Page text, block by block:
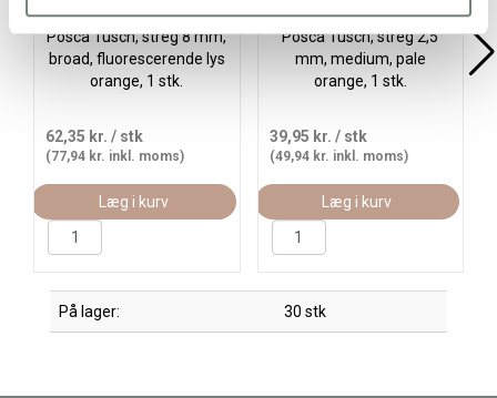
Posca Tusch, streg 8 mm,
broad, fluorescerende lys
orange, 1 stk.
62,35 kr. / stk
(77,94 kr. inkl. moms)
Læg i kurv
Posca Tusch, streg 2,5
mm, medium, pale
orange, 1 stk.
39,95 kr. / stk
(49,94 kr. inkl. moms)
Læg i kurv
På lager: 30 stk